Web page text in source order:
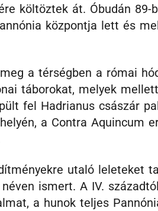
költöztek át. Óbudán
központja lett és
a térségben a római
táborokat, melyek
fel Hadrianus császár
a Contra Aquincum
utaló leleteket
ismert. A IV.
a hunok teljes